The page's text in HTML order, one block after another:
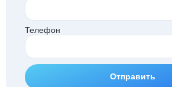
Телефон
Отправить